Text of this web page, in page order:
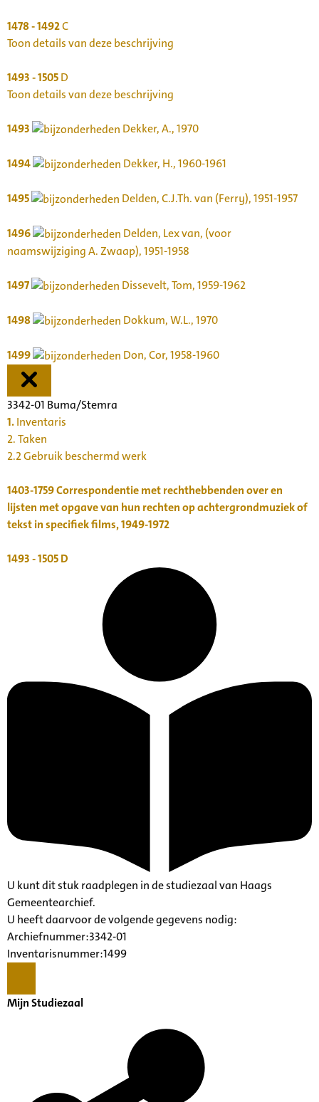
1478 - 1492C
Toon details van deze beschrijving
1493 - 1505D
Toon details van deze beschrijving
1493 Dekker, A., 1970
1494 Dekker, H., 1960-1961
1495 Delden, C.J.Th. van (Ferry), 1951-1957
1496
Delden, Lex van, (voor
naamswijziging A. Zwaap), 1951-1958
1497 Dissevelt, Tom, 1959-1962
1498 Dokkum, W.L., 1970
1499 Don, Cor, 1958-1960
3342-01 Buma/Stemra
1.Inventaris
2. Taken
2.2 Gebruik beschermd werk
1403-1759Correspondentie met rechthebbenden over en
lijsten met opgave van hun rechten op achtergrondmuziek of
tekst in specifiek films, 1949-1972
1493 - 1505D
U kunt dit stuk raadplegen in de studiezaal van Haags
Gemeentearchief.
U heeft daarvoor de volgende gegevens nodig:
Archiefnummer:3342-01
Inventarisnummer:1499
Mijn Studiezaal